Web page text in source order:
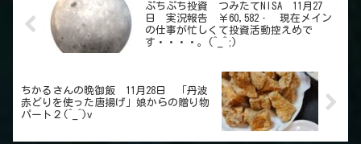
ぷちぷち投資 つみたてNISA 11月27
日 実況報告 ￥60,582‐ 現在メイン
の仕事が忙しくて投資活動控えめで
す・・・・。(^_^;)
ちかるさんの晩御飯 11月28日 「丹波
赤どりを使った唐揚げ」娘からの贈り物
パート２(^_^)v